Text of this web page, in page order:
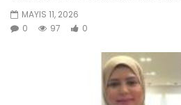
MAYIS 11, 2026
0
97 0